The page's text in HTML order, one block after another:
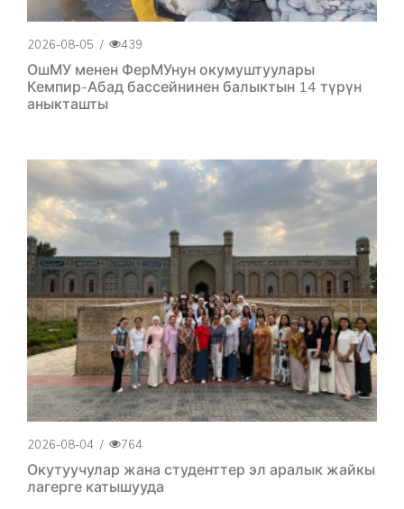
2026-08-05 / 439
ОшМУ менен ФерМУнун окумуштуулары
Кемпир-Абад бассейнинен балыктын 14 түрүн
аныкташты
2026-08-04 / 764
Окутуучулар жана студенттер эл аралык жайкы
лагерге катышууда